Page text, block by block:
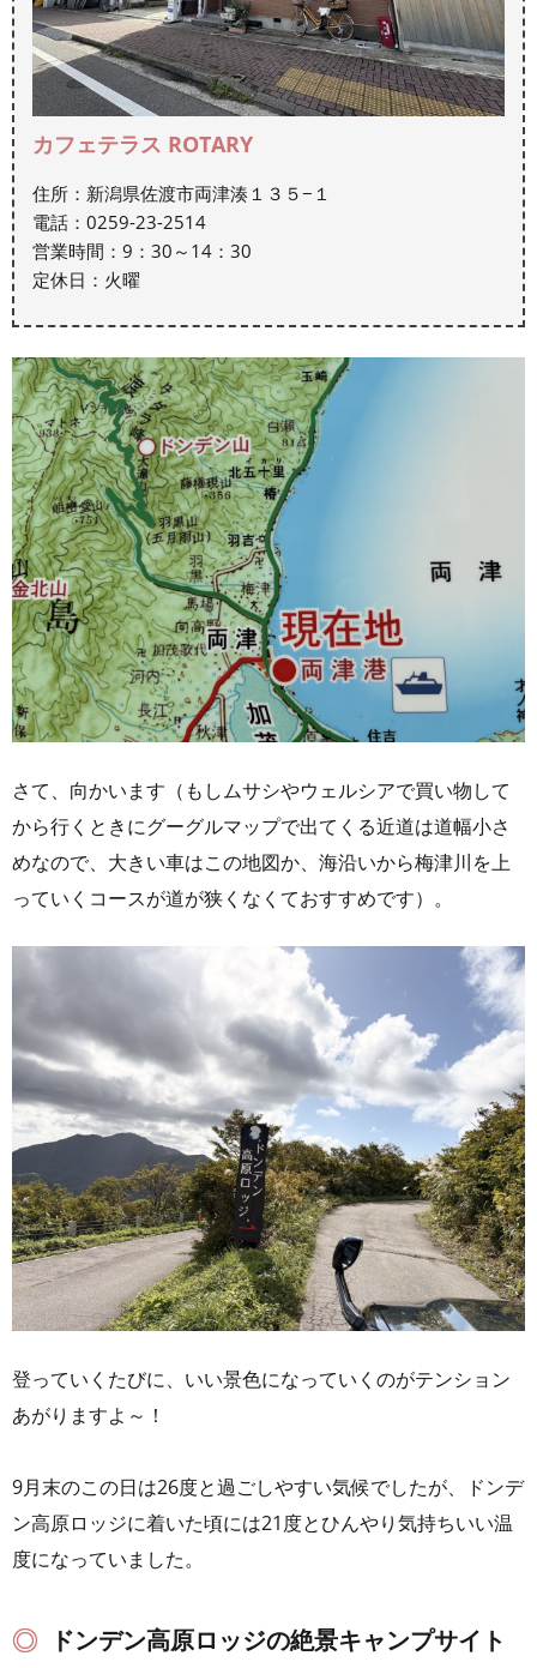
カフェテラス ROTARY
住所：新潟県佐渡市両津湊１３５−１
電話：0259-23-2514
営業時間：9：30～14：30
定休日：火曜
さて、向かいます（もしムサシやウェルシアで買い物して
から行くときにグーグルマップで出てくる近道は道幅小さ
めなので、大きい車はこの地図か、海沿いから梅津川を上
っていくコースが道が狭くなくておすすめです）。
登っていくたびに、いい景色になっていくのがテンション
あがりますよ～！
9月末のこの日は26度と過ごしやすい気候でしたが、ドンデ
ン高原ロッジに着いた頃には21度とひんやり気持ちいい温
度になっていました。
ドンデン高原ロッジの絶景キャンプサイト